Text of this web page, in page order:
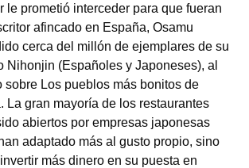
le prometió interceder para que fueran
afincado en España, Osamu
cerca del millón de ejemplares de su
Nihonjin (Españoles y Japoneses), al
sobre Los pueblos más bonitos de
La gran mayoría de los restaurantes
abiertos por empresas japonesas
adaptado más al gusto propio, sino
más dinero en su puesta en